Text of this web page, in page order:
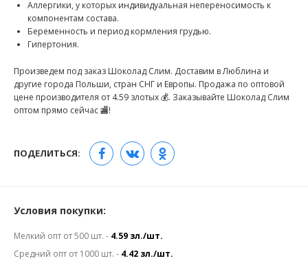
Аллергики, у которых индивидуальная непереносимость к
компонентам состава.
Беременность и период кормления грудью.
Гипертония.
Произведем под заказ Шоколад Слим. Доставим в Люблина и
другие города Польши, стран СНГ и Европы. Продажа по оптовой
цене производителя от 4.59 злотых 💰. Заказывайте Шоколад Слим
оптом прямо сейчас 🏬!
ПОДЕЛИТЬСЯ:
Условия покупки:
Мелкий опт от 500 шт. - 4.59 зл./шт.
Средний опт от 1000 шт. - 4.42 зл./шт.